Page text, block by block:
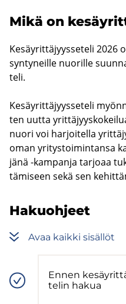
Mikä on
Ke­säy­rit­tä­jyys­se­te­li 2026
syn­ty­neil­le nuo­ril­le
te­li.
Ke­säy­rit­tä­jyys­se­te­li
ten uutta
nuori voi har­joi­tel­la
oman yri­tys­toi­min­tan­sa
jä­nä -​kampanja tar­jo­aa
tä­mi­seen sekä sen
Ha­kuoh­jeet
Avaa kaik­ki si­säl­löt
Ennen
te­lin hakua
Vaiheen